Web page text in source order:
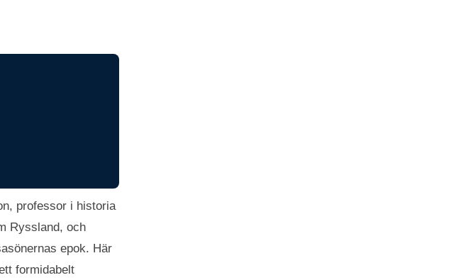
professor i historia
Ryssland, och
epok. Här
formidabelt